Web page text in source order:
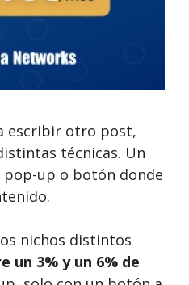
escribir otro post,
técnicas. Un
up o botón donde
nichos distintos
un 3% y un 6% de